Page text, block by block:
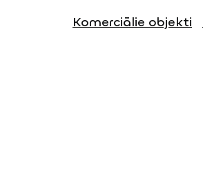
Komerciālie objekti